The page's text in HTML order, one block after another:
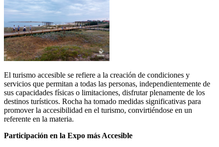
El turismo accesible se refiere a la creación de condiciones y
servicios que permitan a todas las personas, independientemente de
sus capacidades físicas o limitaciones, disfrutar plenamente de los
destinos turísticos. Rocha ha tomado medidas significativas para
promover la accesibilidad en el turismo, convirtiéndose en un
referente en la materia.
Participación en la Expo más Accesible